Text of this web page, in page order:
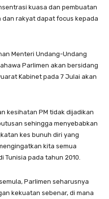
kuasa dan pembuatan
rakyat dapat focus kepada
Menteri Undang-Undang
Parlimen akan bersidang
Kabinet pada 7 Julai akan
kesihatan PM tidak dijadikan
sehingga menyebabkan
kes bunuh diri yang
kita semua
Tunisia pada tahun 2010.
Parlimen seharusnya
kekuatan sebenar, di mana